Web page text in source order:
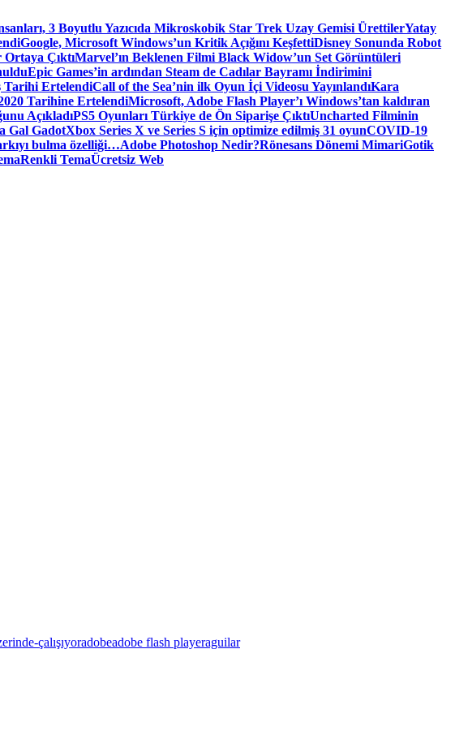
3 Boyutlu Yazıcıda Mikroskobik Star Trek Uzay Gemisi ÜrettilerYatay
Google, Microsoft Windows’un Kritik Açığını KeşfettiDisney Sonunda Robot
ÇıktıMarvel’ın Beklenen Filmi Black Widow’un Set Görüntüleri
Epic Games’in ardından Steam de Cadılar Bayramı İndirimini
Tarihi ErtelendiCall of the Sea’nin ilk Oyun İçi Videosu YayınlandıKara
Tarihine ErtelendiMicrosoft, Adobe Flash Player’ı Windows’tan kaldıran
AçıkladıPS5 Oyunları Türkiye de Ön Siparişe ÇıktıUncharted Filminin
Gal GadotXbox Series X ve Series S için optimize edilmiş 31 oyunCOVID-19
bulma özelliği…Adobe Photoshop Nedir?Rönesans Dönemi MimariGotik
Renkli TemaÜcretsiz Web
çalışıyoradobeadobe flash playeraguilar